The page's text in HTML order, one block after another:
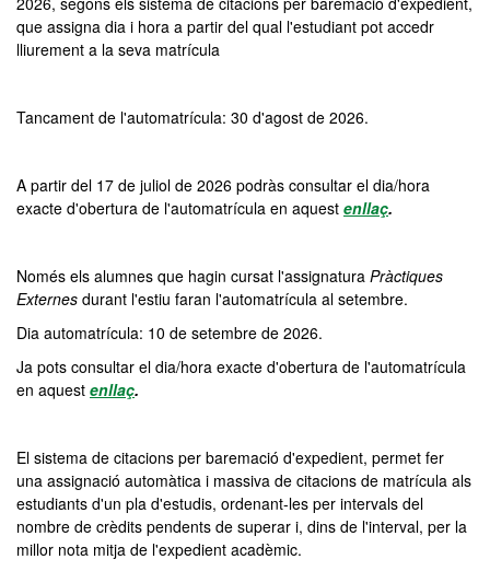
que assigna dia i hora a partir del qual l'estudiant pot accedr
lliurement a la seva matrícula
Tancament de l'automatrícula: 30 d'agost de 2026.
A partir del 17 de juliol de 2026 podràs consultar el dia/hora
exacte d'obertura de l'automatrícula en aquest enllaç.
Només els alumnes que hagin cursat l'assignatura Pràctiques
Externes durant l'estiu faran l'automatrícula al setembre.
Dia automatrícula: 10 de setembre de 2026.
Ja pots consultar el dia/hora exacte d'obertura de l'automatrícula
en aquest enllaç.
El sistema de citacions per baremació d'expedient, permet fer
una assignació automàtica i massiva de citacions de matrícula als
estudiants d'un pla d'estudis, ordenant-les per intervals del
nombre de crèdits pendents de superar i, dins de l'interval, per la
millor nota mitja de l'expedient acadèmic.